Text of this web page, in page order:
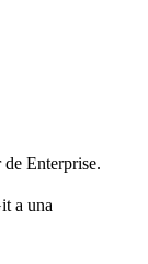
Enterprise.
a una